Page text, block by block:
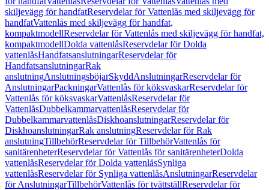
skiljevägg för handfatReservdelar för Vattenlås med skiljevägg för
handfatVattenlås med skiljevägg för handfat,
kompaktmodellReservdelar för Vattenlås med skiljevägg för handfat,
kompaktmodellDolda vattenlåsReservdelar för Dolda
vattenlåsHandfatsanslutningarReservdelar för
HandfatsanslutningarRak
anslutningAnslutningsböjarSkyddAnslutningarReservdelar för
AnslutningarPackningarVattenlås för köksvaskarReservdelar för
Vattenlås för köksvaskarVattenlåsReservdelar för
VattenlåsDubbelkammarvattenlåsReservdelar för
DubbelkammarvattenlåsDiskhoanslutningarReservdelar för
DiskhoanslutningarRak anslutningReservdelar för Rak
anslutningTillbehörReservdelar för TillbehörVattenlås för
sanitärenheterReservdelar för Vattenlås för sanitärenheterDolda
vattenlåsReservdelar för Dolda vattenlåsSynliga
vattenlåsReservdelar för Synliga vattenlåsAnslutningarReservdelar
för AnslutningarTillbehörVattenlås för tvättställReservdelar för